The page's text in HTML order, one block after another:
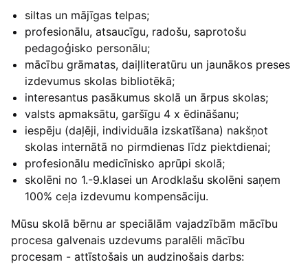
siltas un mājīgas telpas;
profesionālu, atsaucīgu, radošu, saprotošu
pedagoģisko personālu;
mācību grāmatas, daiļliteratūru un jaunākos preses
izdevumus skolas bibliotēkā;
interesantus pasākumus skolā un ārpus skolas;
valsts apmaksātu, garšīgu 4 x ēdināšanu;
iespēju (daļēji, individuāla izskatīšana) nakšņot
skolas internātā no pirmdienas līdz piektdienai;
profesionālu medicīnisko aprūpi skolā;
skolēni no 1.-9.klasei un Arodklašu skolēni saņem
100% ceļa izdevumu kompensāciju.
Mūsu skolā bērnu ar speciālām vajadzībām mācību
procesa galvenais uzdevums paralēli mācību
procesam - attīstošais un audzinošais darbs: